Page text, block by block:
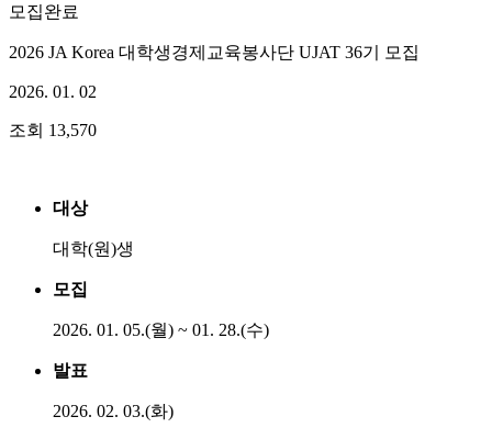
모집완료
2026 JA Korea 대학생경제교육봉사단 UJAT 36기 모집
2026. 01. 02
조회 13,570
대상
대학(원)생
모집
2026. 01. 05.(월) ~ 01. 28.(수)
발표
2026. 02. 03.(화)